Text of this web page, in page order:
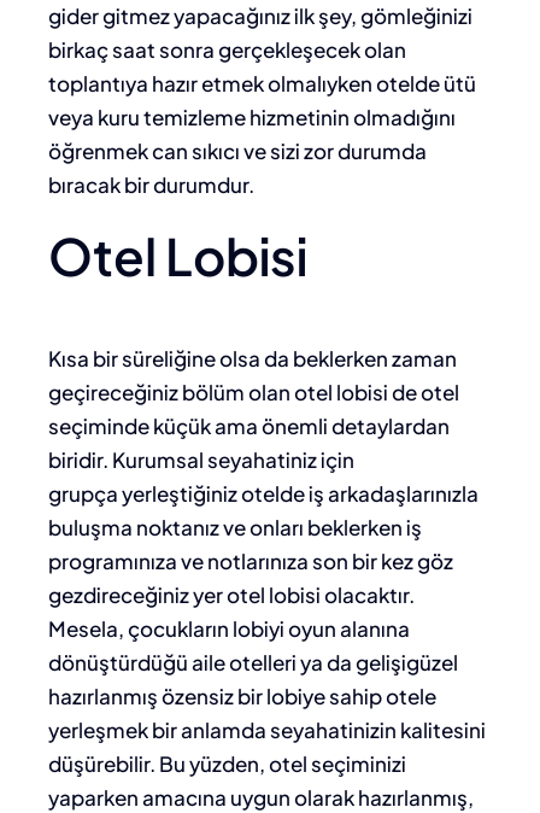
gider gitmez yapacağınız ilk şey, gömleğinizi
birkaç saat sonra gerçekleşecek olan
toplantıya hazır etmek olmalıyken otelde ütü
veya kuru temizleme hizmetinin olmadığını
öğrenmek can sıkıcı ve sizi zor durumda
bıracak bir durumdur.
Otel Lobisi
Kısa bir süreliğine olsa da beklerken zaman
geçireceğiniz bölüm olan otel lobisi de otel
seçiminde küçük ama önemli detaylardan
biridir. Kurumsal seyahatiniz için
grupça yerleştiğiniz otelde iş arkadaşlarınızla
buluşma noktanız ve onları beklerken iş
programınıza ve notlarınıza son bir kez göz
gezdireceğiniz yer otel lobisi olacaktır.
Mesela, çocukların lobiyi oyun alanına
dönüştürdüğü aile otelleri ya da gelişigüzel
hazırlanmış özensiz bir lobiye sahip otele
yerleşmek bir anlamda seyahatinizin kalitesini
düşürebilir. Bu yüzden, otel seçiminizi
yaparken amacına uygun olarak hazırlanmış,